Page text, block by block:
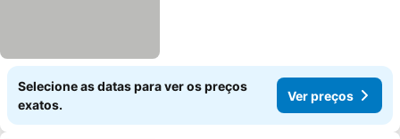
Selecione as datas para ver os preços
exatos.
Ver preços